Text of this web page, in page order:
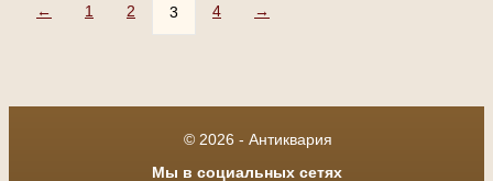
← 1 2 3 4 →
© 2026 - Антиквария
Мы в социальных сетях